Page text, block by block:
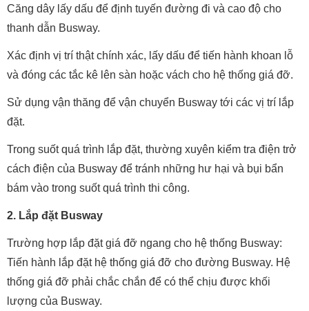
Căng dây lấy dấu để định tuyến đường đi và cao độ cho
thanh dẫn Busway.
Xác định vị trí thật chính xác, lấy dấu để tiến hành khoan lỗ
và đóng các tắc kê lên sàn hoặc vách cho hệ thống giá đỡ.
Sử dụng vận thăng để vận chuyển Busway tới các vị trí lắp
đặt.
Trong suốt quá trình lắp đặt, thường xuyên kiểm tra điện trở
cách điện của Busway để tránh những hư hại và bụi bẩn
bám vào trong suốt quá trình thi công.
2. Lắp đặt Busway
Trường hợp lắp đặt giá đỡ ngang cho hệ thống Busway:
Tiến hành lắp đặt hệ thống giá đỡ cho đường Busway. Hệ
thống giá đỡ phải chắc chắn để có thể chịu được khối
lượng của Busway.